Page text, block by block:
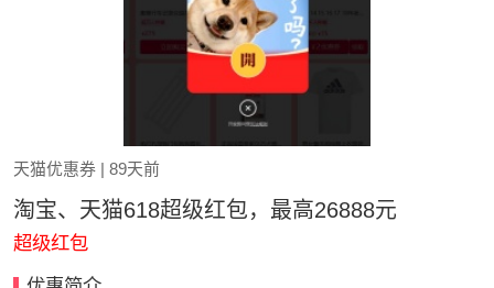
天猫优惠券 | 89天前
淘宝、天猫618超级红包，最高26888元
超级红包